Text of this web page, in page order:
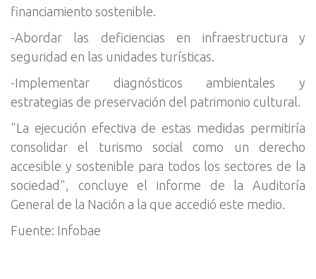
financiamiento sostenible.
-Abordar las deficiencias en infraestructura y
seguridad en las unidades turísticas.
-Implementar diagnósticos ambientales y
estrategias de preservación del patrimonio cultural.
"La ejecución efectiva de estas medidas permitiría
consolidar el turismo social como un derecho
accesible y sostenible para todos los sectores de la
sociedad", concluye el informe de la Auditoría
General de la Nación a la que accedió este medio.
Fuente: Infobae